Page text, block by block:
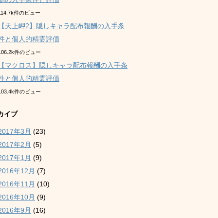
件のビュー
天上岬2】隠しキャラ配布報酬の入手条
と個人的精霊評価
件のビュー
マクロス】隠しキャラ配布報酬の入手条
と個人的精霊評価
件のビュー
イブ
年3月 (23)
年2月 (5)
年1月 (9)
年12月 (7)
年11月 (10)
年10月 (9)
年9月 (16)